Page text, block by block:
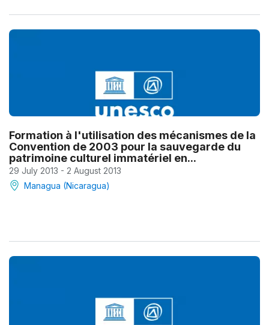
Formation à l'utilisation des mécanismes de la
Convention de 2003 pour la sauvegarde du
patrimoine culturel immatériel en...
29 July 2013 - 2 August 2013
Managua (Nicaragua)